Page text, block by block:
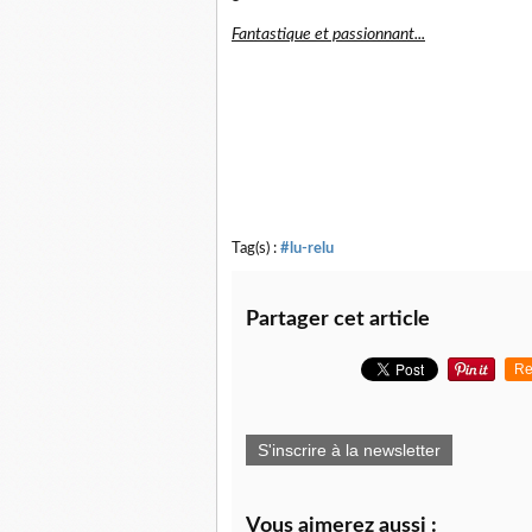
Fantastique et passionnant...
Tag(s) : #lu-relu
Partager cet article
S'inscrire à la newsletter
Vous aimerez aussi :